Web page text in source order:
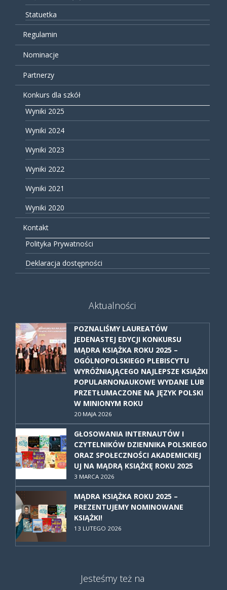
Statuetka
Regulamin
Nominacje
Partnerzy
Konkurs dla szkół
Wyniki 2025
Wyniki 2024
Wyniki 2023
Wyniki 2022
Wyniki 2021
Wyniki 2020
Kontakt
Polityka Prywatności
Deklaracja dostępności
Aktualności
POZNALIŚMY LAUREATÓW
JEDENASTEJ EDYCJI KONKURSU
MĄDRA KSIĄŻKA ROKU 2025 –
OGÓLNOPOLSKIEGO PLEBISCYTU
WYRÓŻNIAJĄCEGO NAJLEPSZE KSIĄŻKI
POPULARNONAUKOWE WYDANE LUB
PRZETŁUMACZONE NA JĘZYK POLSKI
W MINIONYM ROKU
20 MAJA 2026
GŁOSOWANIA INTERNAUTÓW I
CZYTELNIKÓW DZIENNIKA POLSKIEGO
ORAZ SPOŁECZNOŚCI AKADEMICKIEJ
UJ NA MĄDRĄ KSIĄŻKĘ ROKU 2025
3 MARCA 2026
MĄDRA KSIĄŻKA ROKU 2025 –
PREZENTUJEMY NOMINOWANE
KSIĄŻKI!
13 LUTEGO 2026
Jesteśmy też na